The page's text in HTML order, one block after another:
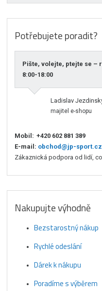
Potřebujete poradit?
Pište, volejte, ptejte se –
8:00-18:00
Ladislav
majitel e-shopu
Mobil: +420 602 881 389
E-mail: obchod@jp-sport.cz
Zákaznická podpora od lidí,
Nakupujte výhodně
Bezstarostný nákup
Rychlé odeslání
Dárek k nákupu
Poradíme s výběrem